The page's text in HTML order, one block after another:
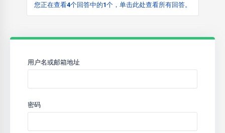
您正在查看4个回答中的1个，单击此处查看所有回答。
用户名或邮箱地址
密码